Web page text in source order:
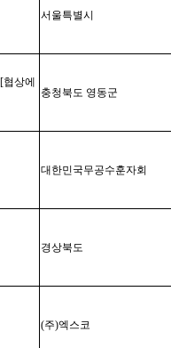
서울특별시
[협상에
충청북도 영동군
대한민국무공수훈자회
경상북도
(주)엑스코